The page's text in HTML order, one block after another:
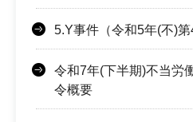
5.Y事件（令和5年(不)
令和7年(下半期)不当労
令概要